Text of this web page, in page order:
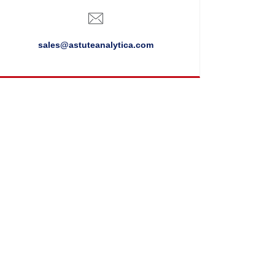
sales@astuteanalytica.com